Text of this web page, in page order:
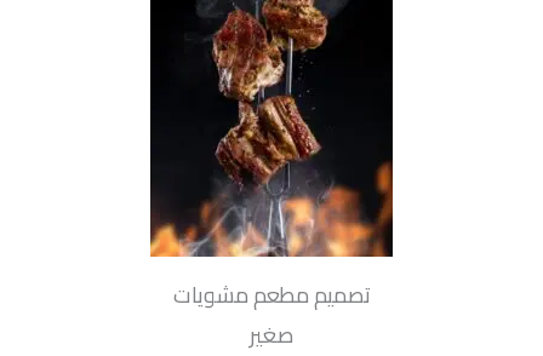
تصميم مطعم مشويات
صغير